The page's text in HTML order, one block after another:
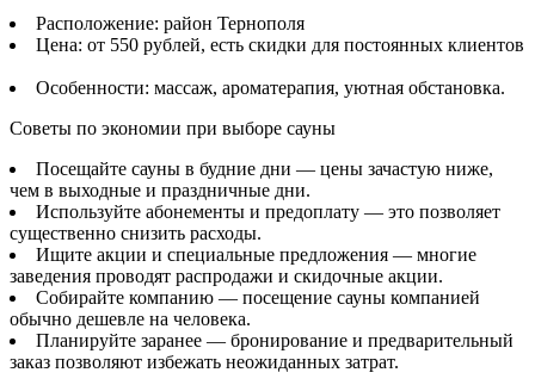
Расположение: район Тернополя
Цена: от 550 рублей, есть скидки для постоянных клиентов
Особенности: массаж, ароматерапия, уютная обстановка.
Советы по экономии при выборе сауны
Посещайте сауны в будние дни — цены зачастую ниже,
чем в выходные и праздничные дни.
Используйте абонементы и предоплату — это позволяет
существенно снизить расходы.
Ищите акции и специальные предложения — многие
заведения проводят распродажи и скидочные акции.
Собирайте компанию — посещение сауны компанией
обычно дешевле на человека.
Планируйте заранее — бронирование и предварительный
заказ позволяют избежать неожиданных затрат.